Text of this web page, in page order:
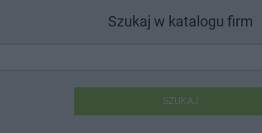
Szukaj w katalogu firm
SZUKAJ